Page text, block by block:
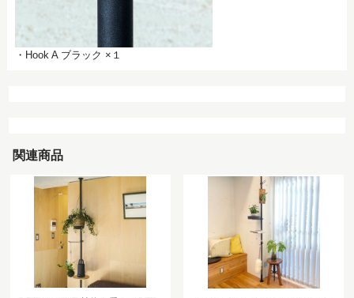
・Hook A ブラック ×１
関連商品